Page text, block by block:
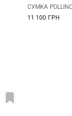
СУМКА
11 100 ГРН